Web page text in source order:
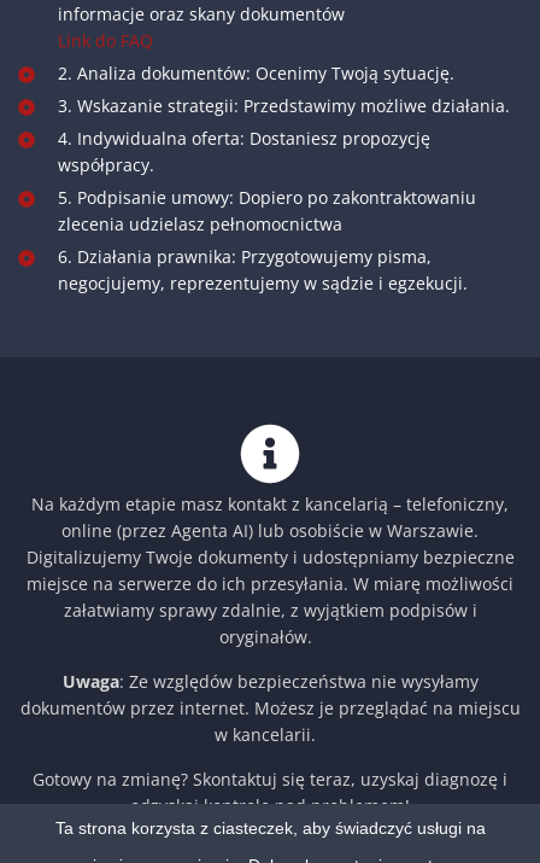
informacje oraz skany dokumentów
Link do FAQ
2. Analiza dokumentów: Ocenimy Twoją sytuację.
3. Wskazanie strategii: Przedstawimy możliwe działania.
4. Indywidualna oferta: Dostaniesz propozycję
współpracy.
5. Podpisanie umowy: Dopiero po zakontraktowaniu
zlecenia udzielasz pełnomocnictwa
6. Działania prawnika: Przygotowujemy pisma,
negocjujemy, reprezentujemy w sądzie i egzekucji.
Na każdym etapie masz kontakt z kancelarią – telefoniczny,
online (przez Agenta AI) lub osobiście w Warszawie.
Digitalizujemy Twoje dokumenty i udostępniamy bezpieczne
miejsce na serwerze do ich przesyłania. W miarę możliwości
załatwiamy sprawy zdalnie, z wyjątkiem podpisów i
oryginałów.
Uwaga: Ze względów bezpieczeństwa nie wysyłamy
dokumentów przez internet. Możesz je przeglądać na miejscu
w kancelarii.
Gotowy na zmianę? Skontaktuj się teraz, uzyskaj diagnozę i
odzyskaj kontrolę nad problemem!
Ta strona korzysta z ciasteczek, aby świadczyć usługi na